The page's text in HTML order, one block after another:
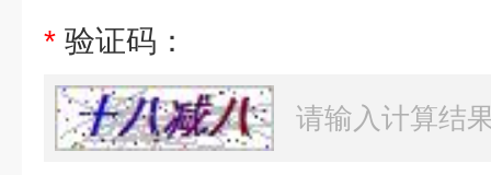
* 验证码：